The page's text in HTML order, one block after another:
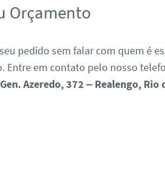
Orçamento
pedido sem falar com quem é
Entre em contato pelo nosso
Azeredo, 372 – Realengo,